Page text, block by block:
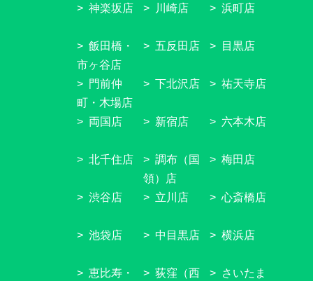
神楽坂店
飯田橋・
市ヶ谷店
門前仲
町・木場店
両国店
北千住店
渋谷店
池袋店
恵比寿・
川崎店
五反田店
下北沢店
新宿店
調布（国
領）店
立川店
中目黒店
荻窪（西
浜町店
目黒店
祐天寺店
六本木店
梅田店
心斎橋店
横浜店
さいたま